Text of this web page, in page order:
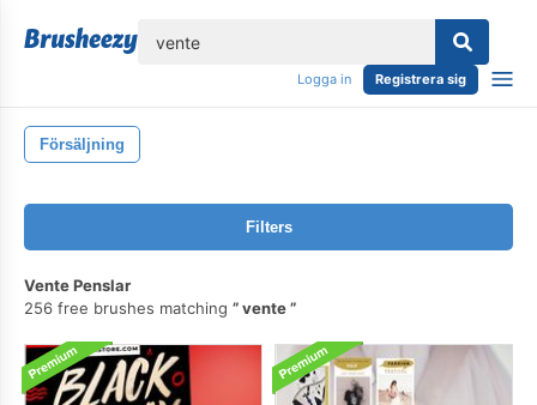
Logga in Registrera sig
Försäljning
Filters
Vente Penslar
256 free brushes matching
vente